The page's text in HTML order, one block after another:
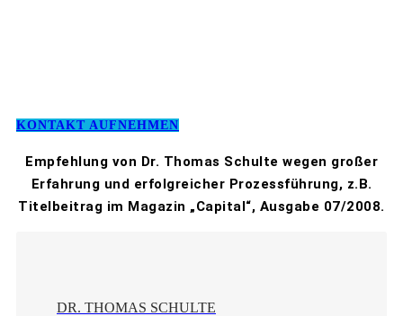
KONTAKT AUFNEHMEN
Empfehlung von Dr. Thomas Schulte wegen großer
Erfahrung und erfolgreicher Prozessführung, z.B.
Titelbeitrag im Magazin „Capital“, Ausgabe 07/2008.
DR. THOMAS SCHULTE